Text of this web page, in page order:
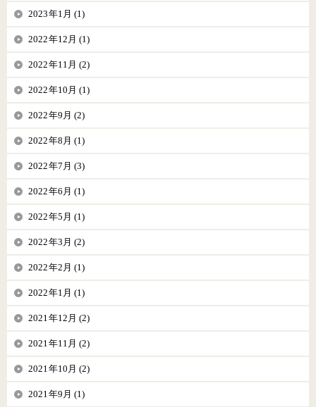
2023年1月 (1)
2022年12月 (1)
2022年11月 (2)
2022年10月 (1)
2022年9月 (2)
2022年8月 (1)
2022年7月 (3)
2022年6月 (1)
2022年5月 (1)
2022年3月 (2)
2022年2月 (1)
2022年1月 (1)
2021年12月 (2)
2021年11月 (2)
2021年10月 (2)
2021年9月 (1)